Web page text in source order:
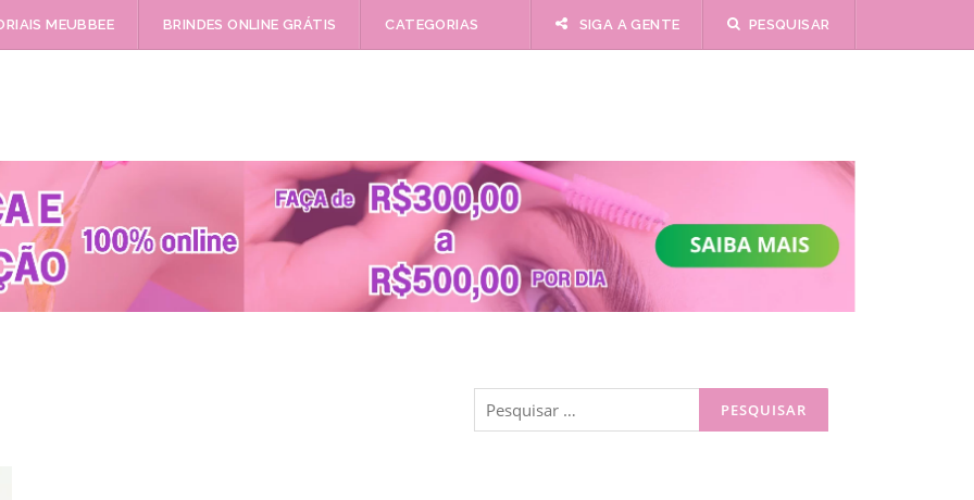
MEUBBEE BRINDES ONLINE GRÁTIS CATEGORIAS SIGA A GENTE PESQUISAR
Pesquisar
por: